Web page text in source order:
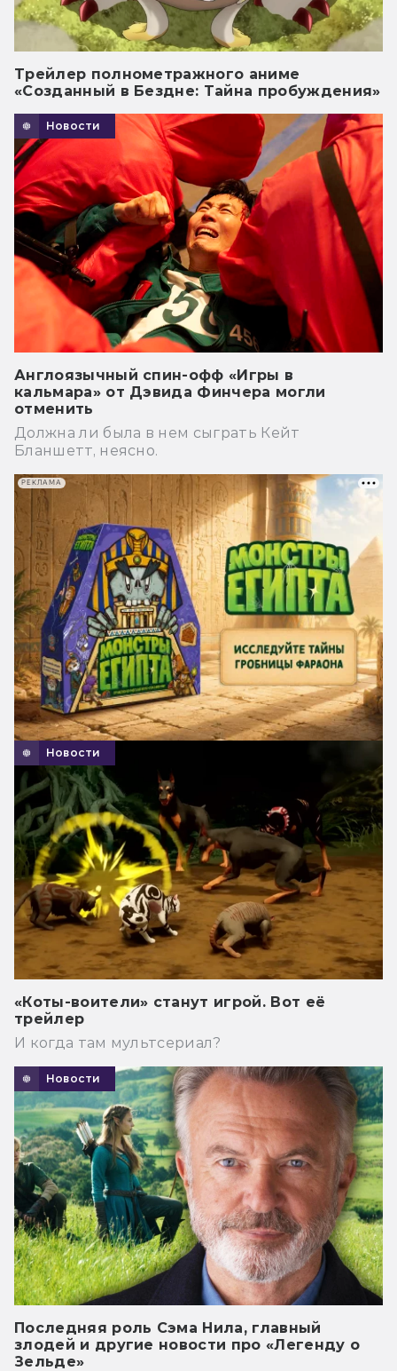
Трейлер полнометражного аниме
«Созданный в Бездне: Тайна пробуждения»
Новости
Англоязычный спин-офф «Игры в
кальмара» от Дэвида Финчера могли
отменить
Должна ли была в нем сыграть Кейт
Бланшетт, неясно.
Новости
«Коты-воители» станут игрой. Вот её
трейлер
И когда там мультсериал?
Новости
Последняя роль Сэма Нила, главный
злодей и другие новости про «Легенду о
Зельде»
РЕКЛАМА